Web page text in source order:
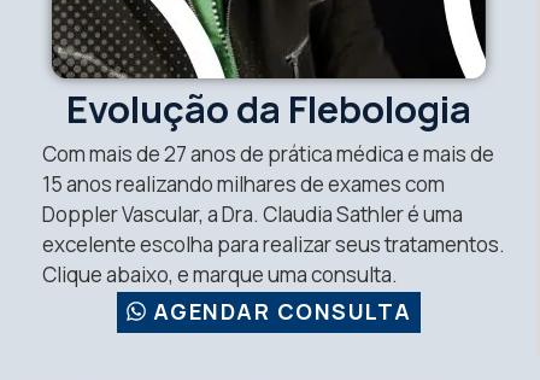
Evolução da Flebologia
Com mais de 27 anos de prática médica e mais de
15 anos realizando milhares de exames com
Doppler Vascular, a Dra. Claudia Sathler é uma
excelente escolha para realizar seus tratamentos.
Clique abaixo, e marque uma consulta.
AGENDAR CONSULTA